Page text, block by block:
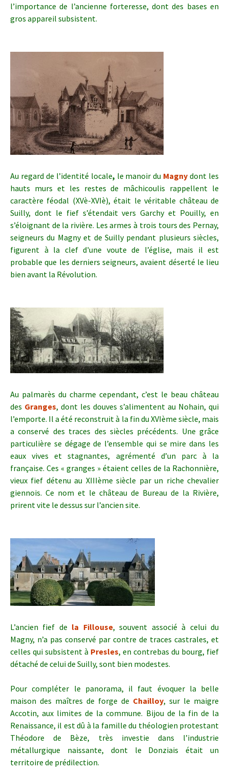
l’importance de l’ancienne forteresse, dont des bases en
gros appareil subsistent.
Au regard de l’identité locale, le manoir du Magny dont les
hauts murs et les restes de mâchicoulis rappellent le
caractère féodal (XVè-XVIè), était le véritable château de
Suilly, dont le fief s’étendait vers Garchy et Pouilly, en
s’éloignant de la rivière. Les armes à trois tours des Pernay,
seigneurs du Magny et de Suilly pendant plusieurs siècles,
figurent à la clef d'une voute de l’église, mais il est
probable que les derniers seigneurs, avaient déserté le lieu
bien avant la Révolution.
Au palmarès du charme cependant, c’est le beau château
des Granges, dont les douves s’alimentent au Nohain, qui
l’emporte. Il a été reconstruit à la fin du XVIème siècle, mais
a conservé des traces des siècles précédents. Une grâce
particulière se dégage de l’ensemble qui se mire dans les
eaux vives et stagnantes, agrémenté d’un parc à la
française. Ces « granges » étaient celles de la Rachonnière,
vieux fief détenu au XIIIème siècle par un riche chevalier
giennois. Ce nom et le château de Bureau de la Rivière,
prirent vite le dessus sur l’ancien site.
L’ancien fief de la Fillouse, souvent associé à celui du
Magny, n’a pas conservé par contre de traces castrales, et
celles qui subsistent à Presles, en contrebas du bourg, fief
détaché de celui de Suilly, sont bien modestes.
Pour compléter le panorama, il faut évoquer la belle
maison des maîtres de forge de Chailloy, sur le maigre
Accotin, aux limites de la commune. Bijou de la fin de la
Renaissance, il est dû à la famille du théologien protestant
Théodore de Bèze, très investie dans l’industrie
métallurgique naissante, dont le Donziais était un
territoire de prédilection.